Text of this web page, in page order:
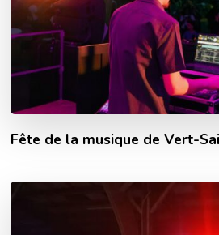
Fête de la musique de Vert-